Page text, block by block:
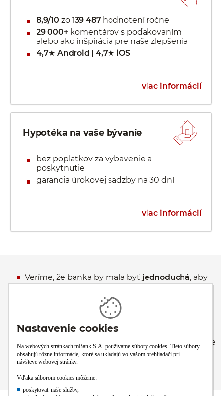
8,9/10 zo 139 487hodnotení ročne
29 000+komentárov s poďakovaním
alebo ako inšpirácia pre naše zlepšenia
4,7★ Android | 4,7★ iOS
viac informácií
Hypotéka na vaše bývanie
bez poplatkov za vybavenie a
poskytnutie
garancia úrokovej sadzby na 30 dní
viac informácií
Veríme, že banka by mala byť jednoduchá, aby
Veríme, že banka by mala byť
dnes mali po ruke šikovné riešenie toho, čo sa
vám ešte včera mohlo zdať zložité.
Veríme, že banka má byť
tam, kde ste vy
, aby ste
naše služby využívali vždy, keď práve
potrebujete.